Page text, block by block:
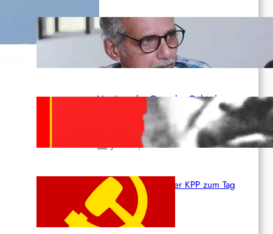
Indien: „Die Politik der Kapitulation“
von K. Murali (Ajith)
Juli 1, 2026
Vorsitzender Gonzalo: Gebt das
Leben für die Partei und die
Revolution!
Juni 19, 2026
Beschluss des ZK der KPP zum Tag
des Heldentums
Juni 19, 2026